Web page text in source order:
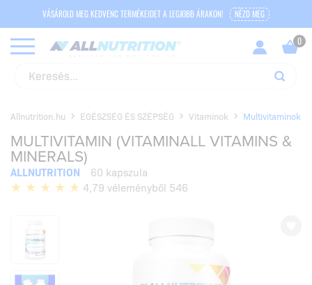
VÁSÁROLD MEG KEDVENC TERMÉKEIDET A LEGJOBB ÁRAKON! NÉZD MEG
Allnutrition.hu EGÉSZSÉG ÉS SZÉPSÉG Vitaminok Multivitaminok
MULTIVITAMIN (VITAMINALL VITAMINS &
MINERALS)
ALLNUTRITION
60 kapszula
4,79 véleményből 546